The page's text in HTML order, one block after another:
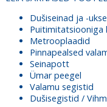
Dušiseinad ja -
Puitimitatsiooniga
Metrooplaadid
Pinnapealsed
Seinapott
Ümar peegel
Valamu segistid
Dušisegistid /